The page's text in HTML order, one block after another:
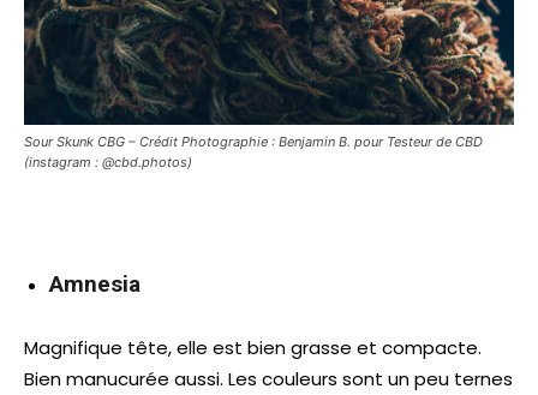
Sour Skunk CBG – Crédit Photographie : Benjamin B. pour Testeur de CBD
(instagram : @cbd.photos)
Amnesia
Magnifique tête, elle est bien grasse et compacte.
Bien manucurée aussi. Les couleurs sont un peu ternes